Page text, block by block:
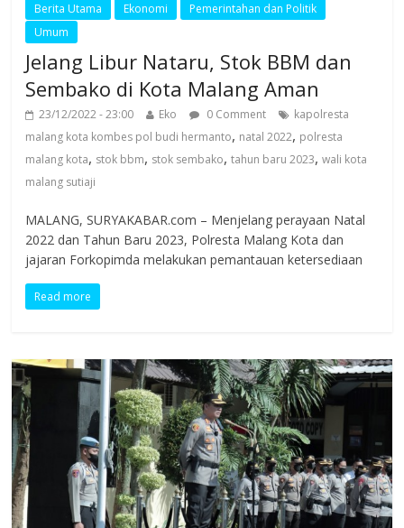
Berita Utama Ekonomi
Pemerintahan dan Politik
Umum
Jelang Libur Nataru, Stok BBM dan
Sembako di Kota Malang Aman
23/12/2022 - 23:00 Eko 0 Comment
kapolresta
malang kota kombes pol budi hermanto, natal 2022, polresta
malang kota, stok bbm, stok sembako,tahun baru 2023,wali kota
malang sutiaji
MALANG, SURYAKABAR.com – Menjelang perayaan Natal
2022 dan Tahun Baru 2023, Polresta Malang Kota dan
jajaran Forkopimda melakukan pemantauan ketersediaan
Read more